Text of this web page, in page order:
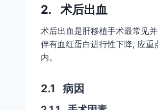
2. 术后出血
术后出血是肝移植手术最常见
伴有血红蛋白进行性下降, 应
内。
2.1 病因